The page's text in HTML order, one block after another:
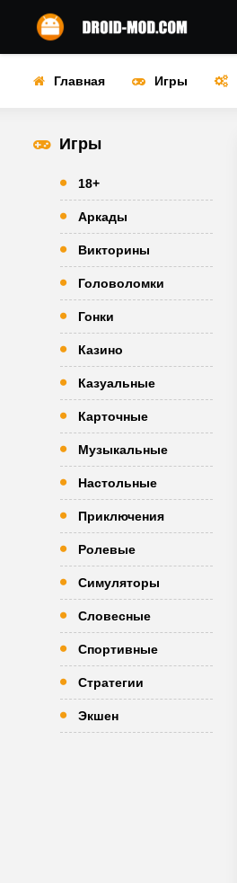
Главная Игры
Игры
18+
Аркады
Викторины
Головоломки
Гонки
Казино
Казуальные
Карточные
Музыкальные
Настольные
Приключения
Ролевые
Симуляторы
Словесные
Спортивные
Стратегии
Экшен